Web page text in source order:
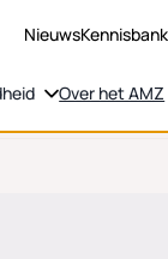
NieuwsKennisbank
Over het AMZ